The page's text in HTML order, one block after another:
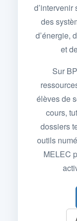
des
d’énergie,
et
Sur
élèves de
cours,
dossiers
outils
MELEC